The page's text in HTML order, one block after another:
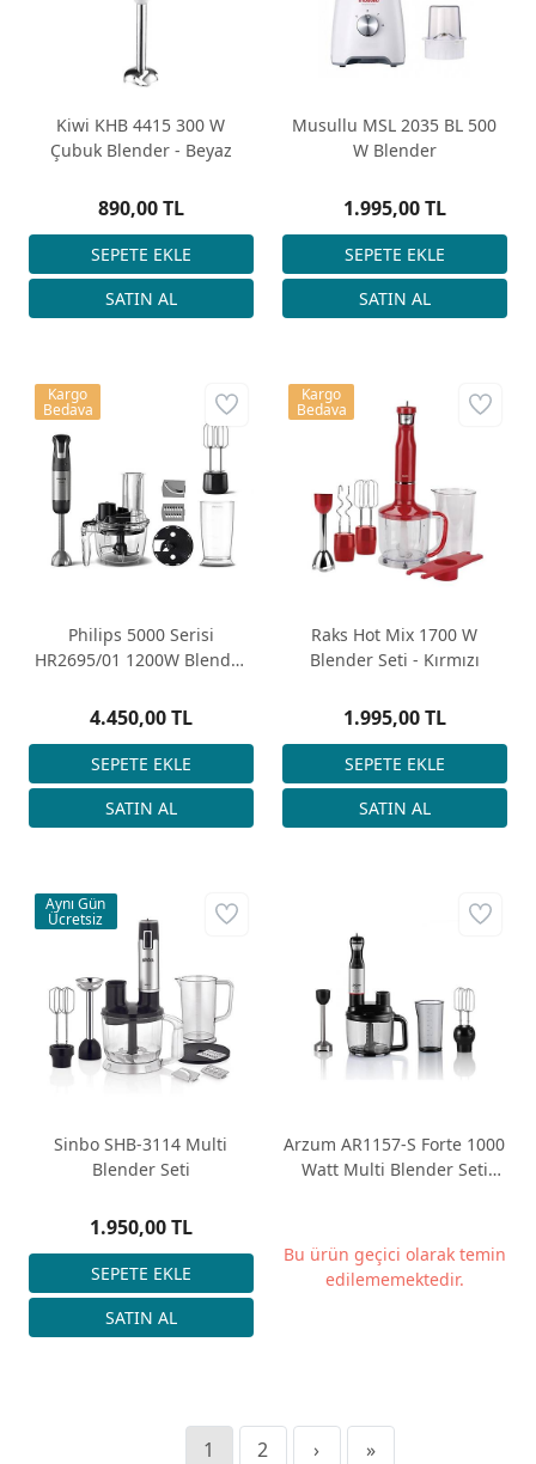
Kiwi KHB 4415 300 W
Çubuk Blender - Beyaz
890,00 TL
Musullu MSL 2035 BL 500
W Blender
1.995,00 TL
Philips 5000 Serisi
HR2695/01 1200W Blender
4.450,00 TL
Kargo
Bedava
Raks Hot Mix 1700 W
Blender Seti - Kırmızı
1.995,00 TL
Kargo
Bedava
Sinbo SHB-3114 Multi
Blender Seti
1.950,00 TL
Aynı Gün
Ücretsiz
Arzum AR1157-S Forte 1000
Watt Multi Blender Seti
Bu ürün geçici olarak temin
edilememektedir.
1 2 › »